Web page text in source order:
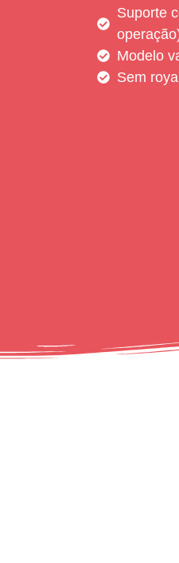
Suporte
Modelo
Sem